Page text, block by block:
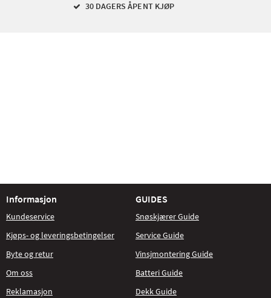
30 DAGERS ÅPENT KJØP
Informasjon
Kundeservice
Kjøps- og leveringsbetingelser
Byte og retur
Om oss
Reklamasjon
GUIDES
Snøskjærer Guide
Service Guide
Vinsjmontering Guide
Batteri Guide
Dekk Guide